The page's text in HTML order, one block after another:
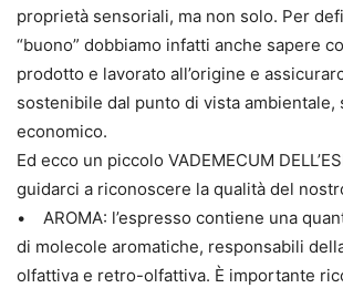
proprietà sensoriali, ma non solo. Per
“buono” dobbiamo infatti anche sapere
prodotto e lavorato all’origine e
sostenibile dal punto di vista ambientale,
economico.
Ed ecco un piccolo VADEMECUM
guidarci a riconoscere la qualità del
• AROMA: l’espresso contiene una
di molecole aromatiche, responsabili
olfattiva e retro-olfattiva. È importante